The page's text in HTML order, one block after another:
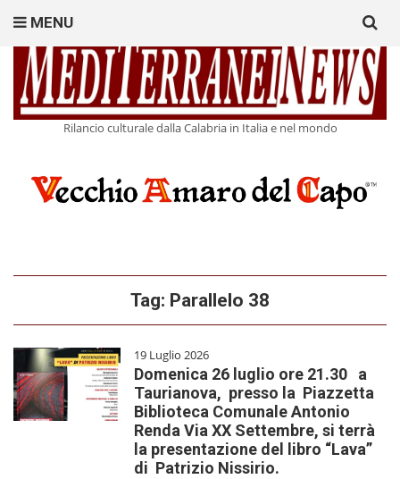
Rilancio culturale dalla Calabria in Italia e nel mondo
MENU
for:
Tag: Parallelo 38
19 Luglio 2026
Domenica 26 luglio ore 21.30 a
Taurianova, presso la Piazzetta
Biblioteca Comunale Antonio
Renda Via XX Settembre, si terrà
la presentazione del libro “Lava”
di Patrizio Nissirio.